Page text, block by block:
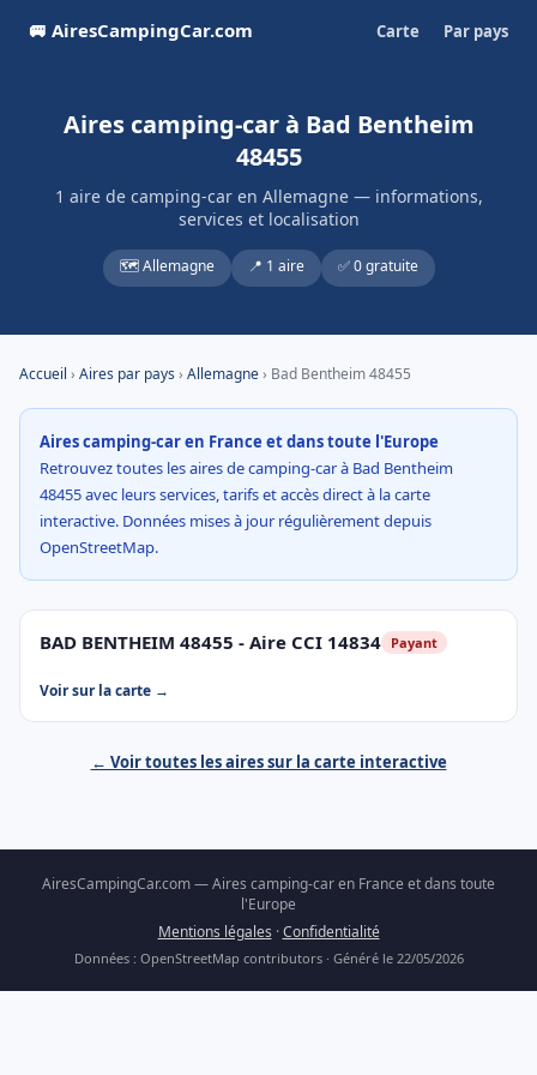
🚐 AiresCampingCar.com Carte Par pays
Aires camping-car à Bad Bentheim
48455
1 aire de camping-car en Allemagne — informations,
services et localisation
🗺️ Allemagne 📍 1 aire ✅ 0 gratuite
Accueil › Aires par pays› Allemagne› Bad Bentheim 48455
Aires camping-car en France et dans toute l'Europe
Retrouvez toutes les aires de camping-car à Bad Bentheim
48455 avec leurs services, tarifs et accès direct à la carte
interactive. Données mises à jour régulièrement depuis
OpenStreetMap.
BAD BENTHEIM 48455 - Aire CCI 14834 Payant
Voir sur la carte →
← Voir toutes les aires sur la carte interactive
AiresCampingCar.com — Aires camping-car en France et dans toute
l'Europe
Mentions légales ·Confidentialité
Données : OpenStreetMap contributors · Généré le 22/05/2026